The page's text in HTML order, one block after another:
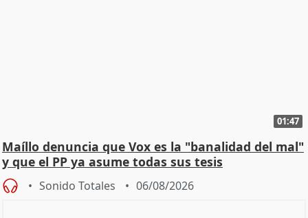
01:47
Maíllo denuncia que Vox es la "banalidad del mal"
y que el PP ya asume todas sus tesis
Sonido Totales 06/08/2026